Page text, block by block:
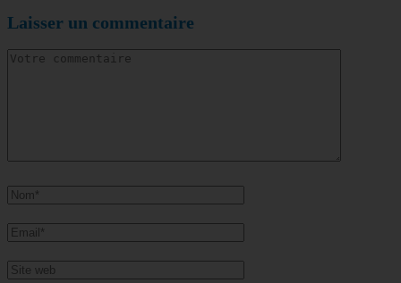
Laisser un commentaire